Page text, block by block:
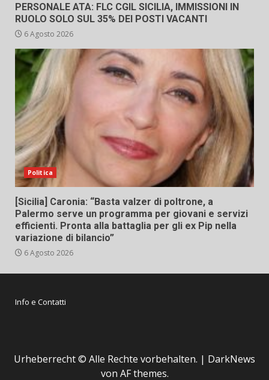
PERSONALE ATA: FLC CGIL SICILIA, IMMISSIONI IN
RUOLO SOLO SUL 35% DEI POSTI VACANTI
6 Agosto 2026
Politica
[Sicilia] Caronia: “Basta valzer di poltrone, a
Palermo serve un programma per giovani e servizi
efficienti. Pronta alla battaglia per gli ex Pip nella
variazione di bilancio”
6 Agosto 2026
Info e Contatti
Urheberrecht © Alle Rechte vorbehalten. | DarkNews
von AF themes.